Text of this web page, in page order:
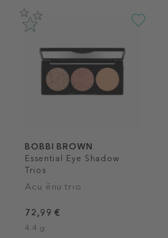
BOBBI BROWN
Essential Eye Shadow
Trios
Acu ēnu trio
72,99 €
4.4 g